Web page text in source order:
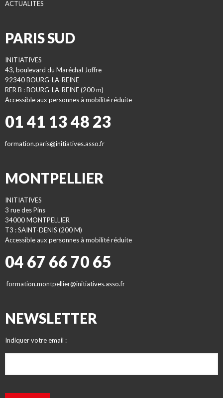
ACTUALITES
PARIS SUD
INITIATIVES
43, boulevard du Maréchal Joffre
92340 BOURG-LA-REINE
RER B : BOURG-LA-REINE (200 m)
Accessible aux personnes à mobilité réduite
01 41 13 48 23
formation.paris@initiatives.asso.fr
MONTPELLIER
INITIATIVES
3 rue des Pins
34000 MONTPELLIER
T3 : SAINT-DENIS (200 M)
Accessible aux personnes à mobilité réduite
04 67 66 70 65
formation.montpellier@initiatives.asso.fr
NEWSLETTER
Indiquer votre email :